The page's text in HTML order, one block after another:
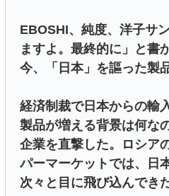
EBOSHI、純度、洋子サ
ますよ。最終的に」と書
今、「日本」を謳った製
経済制裁で日本からの輸
製品が増える背景は何な
企業を直撃した。ロシア
パーマーケットでは、日
次々と目に飛び込んできた